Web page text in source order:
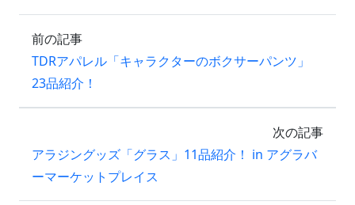
前の記事
TDRアパレル「キャラクターのボクサーパンツ」
23品紹介！
次の記事
アラジングッズ「グラス」11品紹介！ in アグラバ
ーマーケットプレイス